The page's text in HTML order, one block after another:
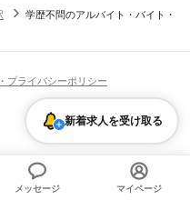
千代市我孫子市鴨川市鎌ケ谷市
印西市白井市富里市南房総市
印旛郡 香取郡山武郡長生郡夷隅郡
東船橋駅津田沼駅幕張本郷駅幕張駅
横芝駅飯倉駅 干潟駅
バー（BAR）・バーテンダー
長・マネージャー）
ルートセールス
店・携帯販売（携帯ショップ）
髪型・髪色自由
留学生・外国人活躍中
2・3日からOK
週4日以上OK
学歴不問のアルバイト・バイト・
新着求人を受け取る
プライバシーポリシー
メッセージ マイページ